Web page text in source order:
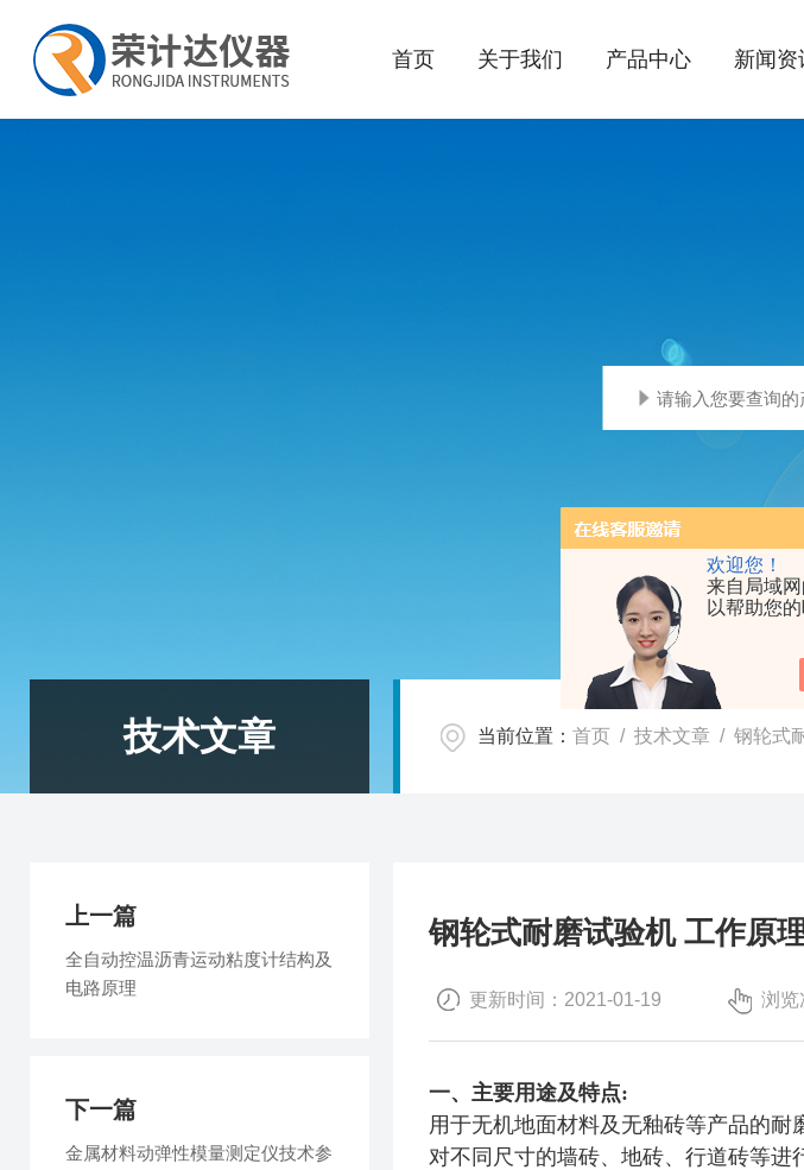
欢迎您！
来自局域
以帮助您的
首页 关于我们 产品中心 新闻资
技术文章 当前位置： 首页 / 技术文章 / 钢轮式
钢轮式耐磨试验机 工作原
更新时间：2021-01-19 浏览
一、主要用途及特点:
用于无机地面材料及无釉砖等产品的
对不同尺寸的墙砖、地砖、行道砖等
上一篇
全自动控温沥青运动粘度计结构及
电路原理
下一篇
金属材料动弹性模量测定仪技术参